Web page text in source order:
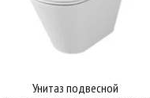
Унитаз подвесной